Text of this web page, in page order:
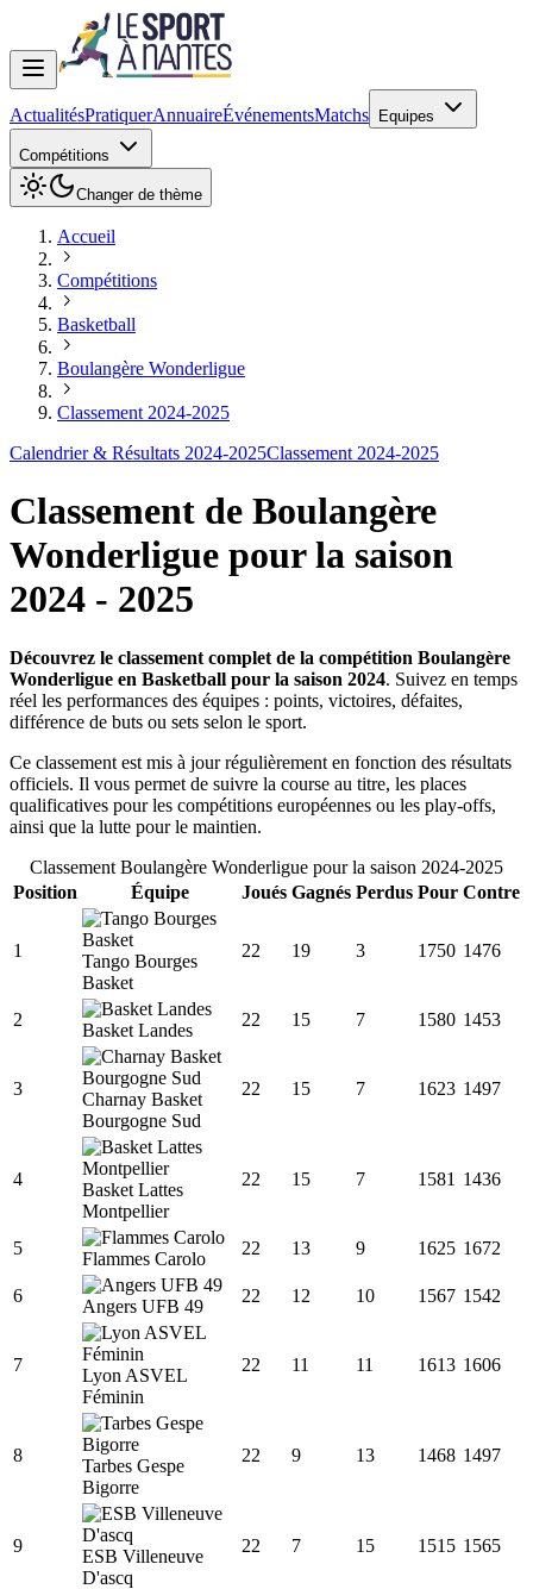
ActualitésPratiquerAnnuaireÉvénementsMatchs Equipes
Compétitions
Changer de thème
Accueil
Compétitions
Basketball
Boulangère Wonderligue
Classement 2024-2025
Calendrier & Résultats 2024-2025Classement 2024-2025
Classement de Boulangère
Wonderligue pour la saison
2024 - 2025
Découvrez le classement complet de la compétition Boulangère
Wonderligue en Basketball pour la saison 2024. Suivez en temps
réel les performances des équipes : points, victoires, défaites,
différence de buts ou sets selon le sport.
Ce classement est mis à jour régulièrement en fonction des résultats
officiels. Il vous permet de suivre la course au titre, les places
qualificatives pour les compétitions européennes ou les play-offs,
ainsi que la lutte pour le maintien.
Classement Boulangère Wonderligue pour la saison 2024-2025
Position
Équipe Joués Gagnés Perdus Pour Contre
1
Tango Bourges
Basket
22 19 3 1750 1476
2
Basket Landes
22 15 7 1580 1453
3
Charnay Basket
Bourgogne Sud
22 15 7 1623 1497
4
Basket Lattes
Montpellier
22 15 7 1581 1436
5
Flammes Carolo
22 13 9 1625 1672
6
Angers UFB 49
22 12 10 1567 1542
7
Lyon ASVEL
Féminin
22 11 11 1613 1606
8
Tarbes Gespe
Bigorre
22 9 13 1468 1497
9
ESB Villeneuve
D'ascq
22 7 15 1515 1565